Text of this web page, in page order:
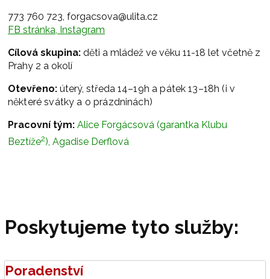
773 760 723, forgacsova@ulita.cz
FB stránka, Instagram
Cílová skupina: děti a mládež ve věku 11-18 let včetně z
Prahy 2 a okolí
Otevřeno: úterý, středa 14–19h a pátek 13–18h (i v
některé svátky a o prázdninách)
Pracovní tým: Alice Forgácsová (garantka Klubu
Beztíže2), Agadise Derflová
Poskytujeme tyto služby:
Poradenství